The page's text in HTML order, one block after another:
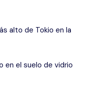
alto de Tokio en la
en el suelo de vidrio